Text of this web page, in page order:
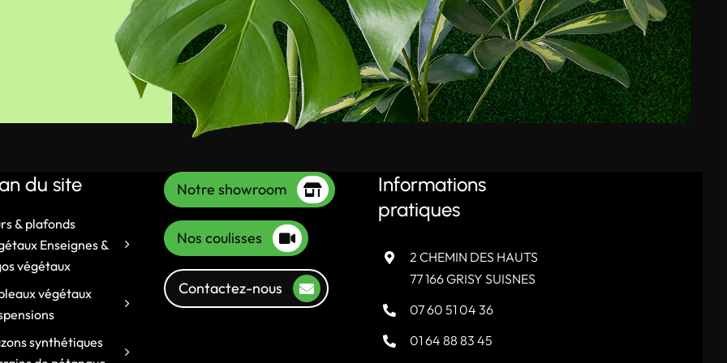
du site
& plafonds
Enseignes &
végétaux
végétaux
synthétiques
Notre showroom
Nos coulisses
Contactez-nous
Informations
pratiques
2 CHEMIN DES HAUTS
77 166 GRISY SUISNES
07 60 51 04 36
01 64 88 83 45